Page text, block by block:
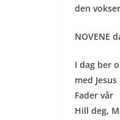
den
NOVENE
I dag ber
med
Fader vår
Hill deg,